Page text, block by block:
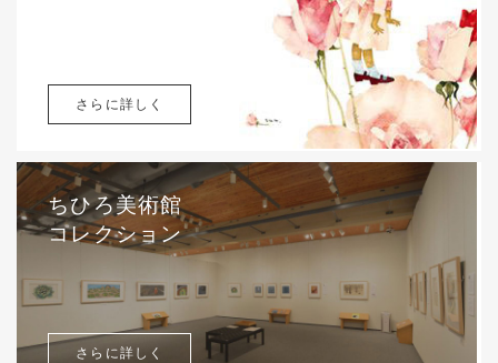
さらに詳しく
ちひろ美術館
コレクション
さらに詳しく